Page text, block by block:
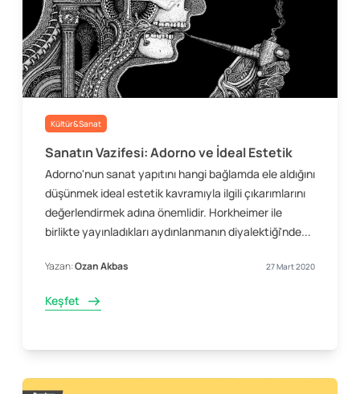
Kültür&Sanat
Sanatın Vazifesi: Adorno ve İdeal Estetik
Adorno'nun sanat yapıtını hangi bağlamda ele aldığını
düşünmek ideal estetik kavramıyla ilgili çıkarımlarını
değerlendirmek adına önemlidir. Horkheimer ile
birlikte yayınladıkları aydınlanmanın diyalektiği'nde...
Yazan:Ozan Akbas 27 Mart 2020
Keşfet